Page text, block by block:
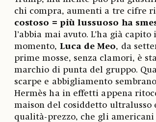
chi compra, aumenti a tre cifre
costoso = più lussuoso ha
l’abbia mai avuto. L’ha già
momento, Luca de Meo, da
prime mosse, senza clamori, è
marchio di punta del gruppo.
scarpe e abbigliamento
Hermès ha in effetti appena
maison del cosiddetto ultralusso
qualità-prezzo, che gli americani